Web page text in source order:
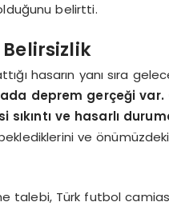
belirtti.
hasarın yanı sıra
deprem gerçeği var.
sıkıntı ve hasarlı
ve
talebi, Türk futbol